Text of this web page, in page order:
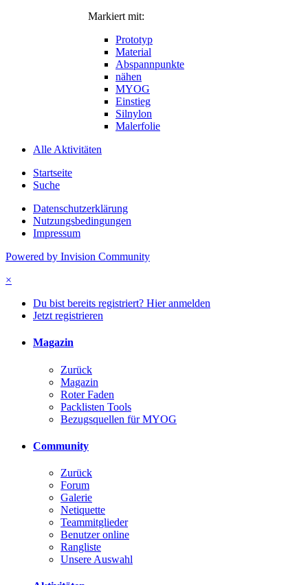
Markiert mit:
Prototyp
Material
Abspannpunkte
nähen
MYOG
Einstieg
Silnylon
Malerfolie
Alle Aktivitäten
Startseite
Suche
Datenschutzerklärung
Nutzungsbedingungen
Impressum
Powered by Invision Community
×
Du bist bereits registriert? Hier anmelden
Jetzt registrieren
Magazin
Zurück
Magazin
Roter Faden
Packlisten Tools
Bezugsquellen für MYOG
Community
Zurück
Forum
Galerie
Netiquette
Teammitglieder
Benutzer online
Rangliste
Unsere Auswahl